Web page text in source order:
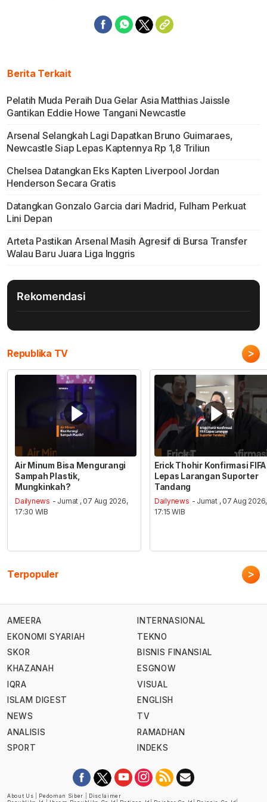
Berita Terkait
Pelatih Muda Peraih Dua Gelar Asia Matthias Jaissle
Gantikan Eddie Howe Tangani Newcastle
Arsenal Selangkah Lagi Dapatkan Bruno Guimaraes,
Newcastle Siap Lepas Kaptennya Rp 1,8 Triliun
Chelsea Datangkan Eks Kapten Liverpool Jordan
Henderson Secara Gratis
Datangkan Gonzalo Garcia dari Madrid, Fulham Perkuat
Lini Depan
Arteta Pastikan Arsenal Masih Agresif di Bursa Transfer
Walau Baru Juara Liga Inggris
Rekomendasi
Republika TV >
Air Minum Bisa Mengurangi
Sampah Plastik,
Mungkinkah?
Dailynews - Jumat , 07 Aug 2026,
17:30 WIB
Erick Thohir Konfirmasi FIFA
Lepas Larangan Suporter
Tandang
Dailynews - Jumat , 07 Aug 2026,
17:15 WIB
Terpopuler >
AMEERA
EKONOMI SYARIAH
SKOR
KHAZANAH
IQRA
ISLAM DIGEST
NEWS
ANALISIS
SPORT
INTERNASIONAL
TEKNO
BISNIS FINANSIAL
ESGNOW
VISUAL
ENGLISH
TV
RAMADHAN
INDEKS
About Us Pedoman Siber
Disclaimer